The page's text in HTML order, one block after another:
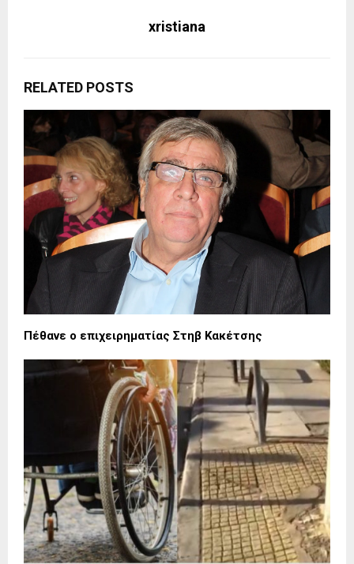
xristiana
RELATED POSTS
Πέθανε ο επιχειρηματίας Στηβ Κακέτσης